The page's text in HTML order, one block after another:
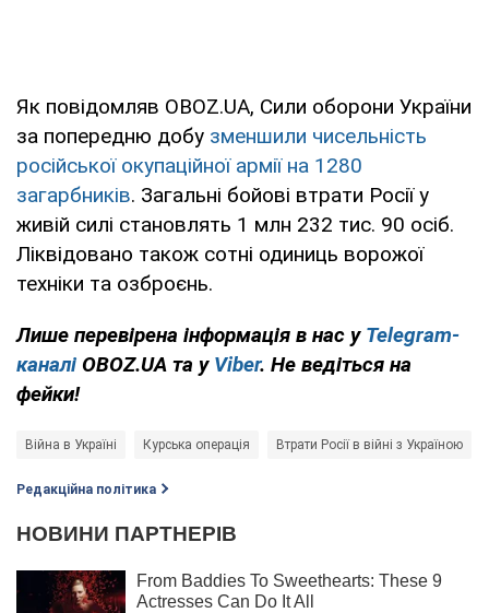
Як повідомляв OBOZ.UA, Сили оборони України
за попередню добу зменшили чисельність
російської окупаційної армії на 1280
загарбників. Загальні бойові втрати Росії у
живій силі становлять 1 млн 232 тис. 90 осіб.
Ліквідовано також сотні одиниць ворожої
техніки та озброєнь.
Лише перевірена інформація в нас у Telegram-
каналі OBOZ.UA та у Viber. Не ведіться на
фейки!
Війна в Україні Курська операція Втрати Росії в війні з Україною
Редакційна політика